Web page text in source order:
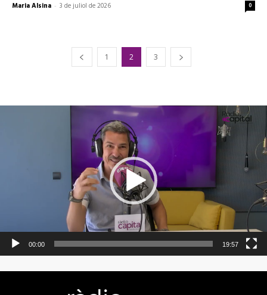
Maria Alsina - 3 de juliol de 2026 0
1 2 3
00:00 19:57